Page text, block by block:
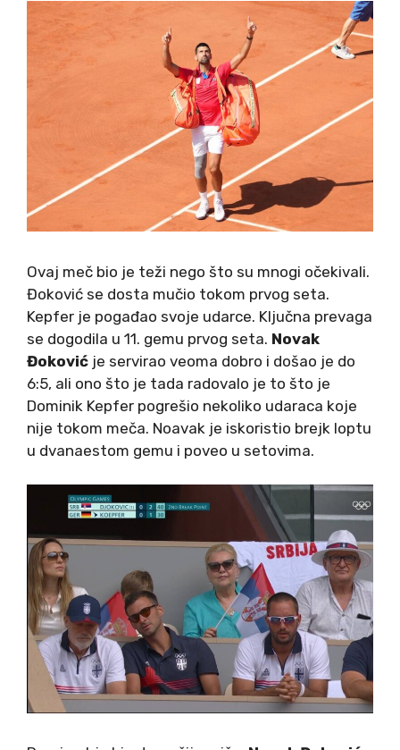
Ovaj meč bio je teži nego što su mnogi očekivali.
Đoković se dosta mučio tokom prvog seta.
Kepfer je pogađao svoje udarce. Ključna prevaga
se dogodila u 11. gemu prvog seta. Novak
Đoković je servirao veoma dobro i došao je do
6:5, ali ono što je tada radovalo je to što je
Dominik Kepfer pogrešio nekoliko udaraca koje
nije tokom meča. Noavak je iskoristio brejk loptu
u dvanaestom gemu i poveo u setovima.